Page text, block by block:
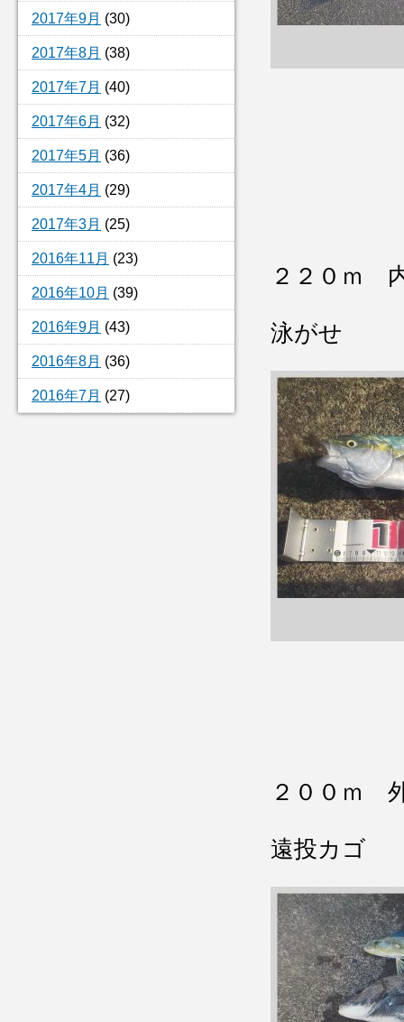
2017年9月 (30)
2017年8月 (38)
2017年7月 (40)
2017年6月 (32)
2017年5月 (36)
2017年4月 (29)
2017年3月 (25)
2016年11月 (23)
2016年10月 (39)
2016年9月 (43)
2016年8月 (36)
2016年7月 (27)
２２０ｍ
泳がせ
２００ｍ
遠投カゴ